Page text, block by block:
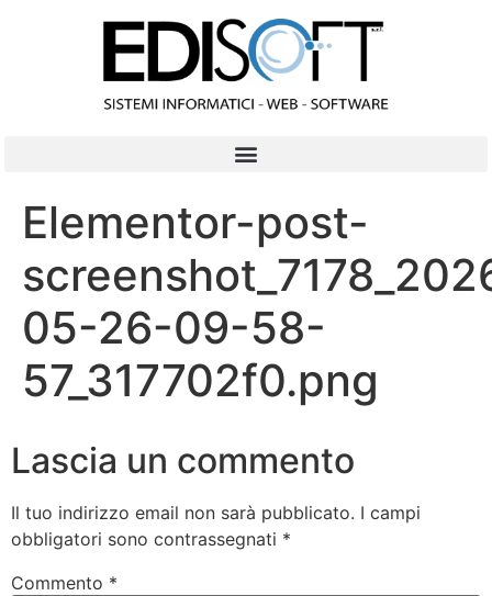
Elementor-post-
05-26-09-58-
57_317702f0.png
Lascia un commento
Il tuo indirizzo email non sarà pubblicato. I campi
obbligatori sono contrassegnati *
Commento *